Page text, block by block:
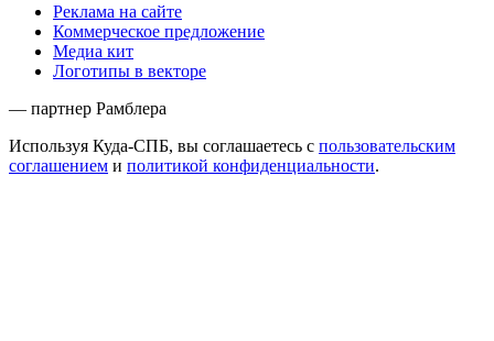
Реклама на сайте
Коммерческое предложение
Медиа кит
Логотипы в векторе
— партнер Рамблера
Используя Куда-СПБ, вы соглашаетесь с пользовательским
соглашением и политикой конфиденциальности.